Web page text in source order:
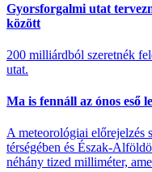
Gyorsforgalmi utat
között
200 milliárdból szeretnék
utat.
Ma is fennáll az ónos eső
A meteorológiai előrejelzés
térségében és Észak-
néhány tized milliméter,